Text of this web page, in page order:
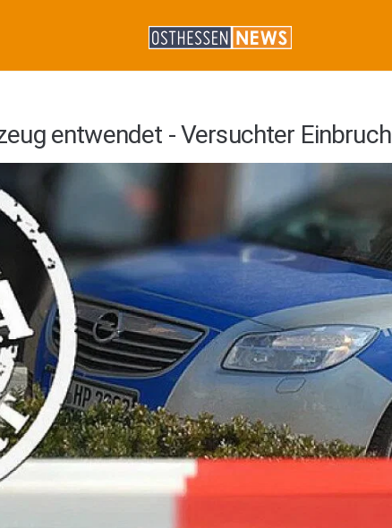
entwendet - Versuchter Einbruch